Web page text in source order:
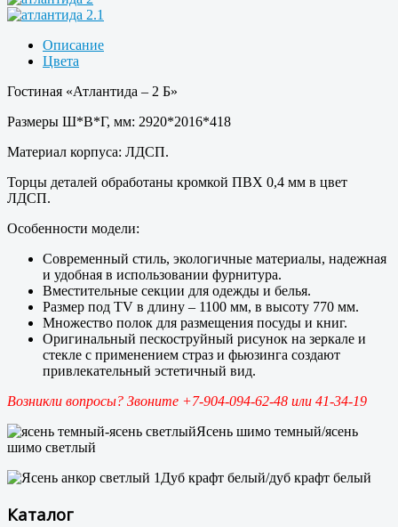
Описание
Цвета
Гостиная «Атлантида – 2 Б»
Размеры Ш*В*Г, мм: 2920*2016*418
Материал корпуса: ЛДСП.
Торцы деталей обработаны кромкой ПВХ 0,4 мм в цвет
ЛДСП.
Особенности модели:
Современный стиль, экологичные материалы, надежная
и удобная в использовании фурнитура.
Вместительные секции для одежды и белья.
Размер под TV в длину – 1100 мм, в высоту 770 мм.
Множество полок для размещения посуды и книг.
Оригинальный пескоструйный рисунок на зеркале и
стекле с применением страз и фьюзинга создают
привлекательный эстетичный вид.
Возникли вопросы? Звоните +7-904-094-62-48 или 41-34-19
Ясень шимо темный/ясень
шимо светлый
Дуб крафт белый/дуб крафт белый
Каталог